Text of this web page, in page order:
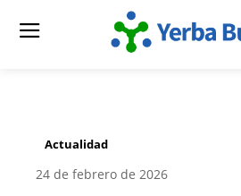
Actualidad
24 de febrero de 2026